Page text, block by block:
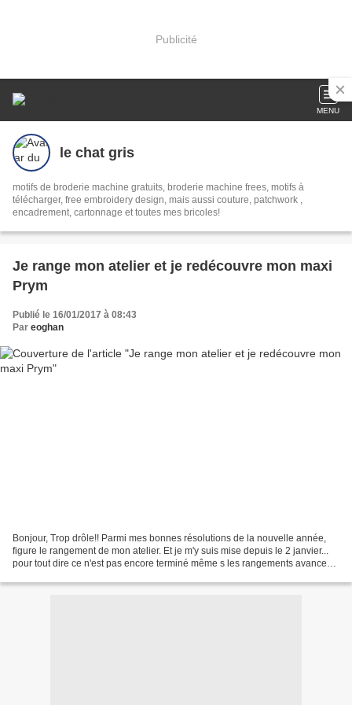
Publicité
MENU
le chat gris
motifs de broderie machine gratuits, broderie machine frees, motifs à
télécharger, free embroidery design, mais aussi couture, patchwork ,
encadrement, cartonnage et toutes mes bricoles!
Je range mon atelier et je redécouvre mon maxi
Prym
Publié le 16/01/2017 à 08:43
Par eoghan
Bonjour, Trop drôle!! Parmi mes bonnes résolutions de la nouvelle année,
figure le rangement de mon atelier. Et je m'y suis mise depuis le 2 janvier...
pour tout dire ce n'est pas encore terminé même s les rangements avancent.